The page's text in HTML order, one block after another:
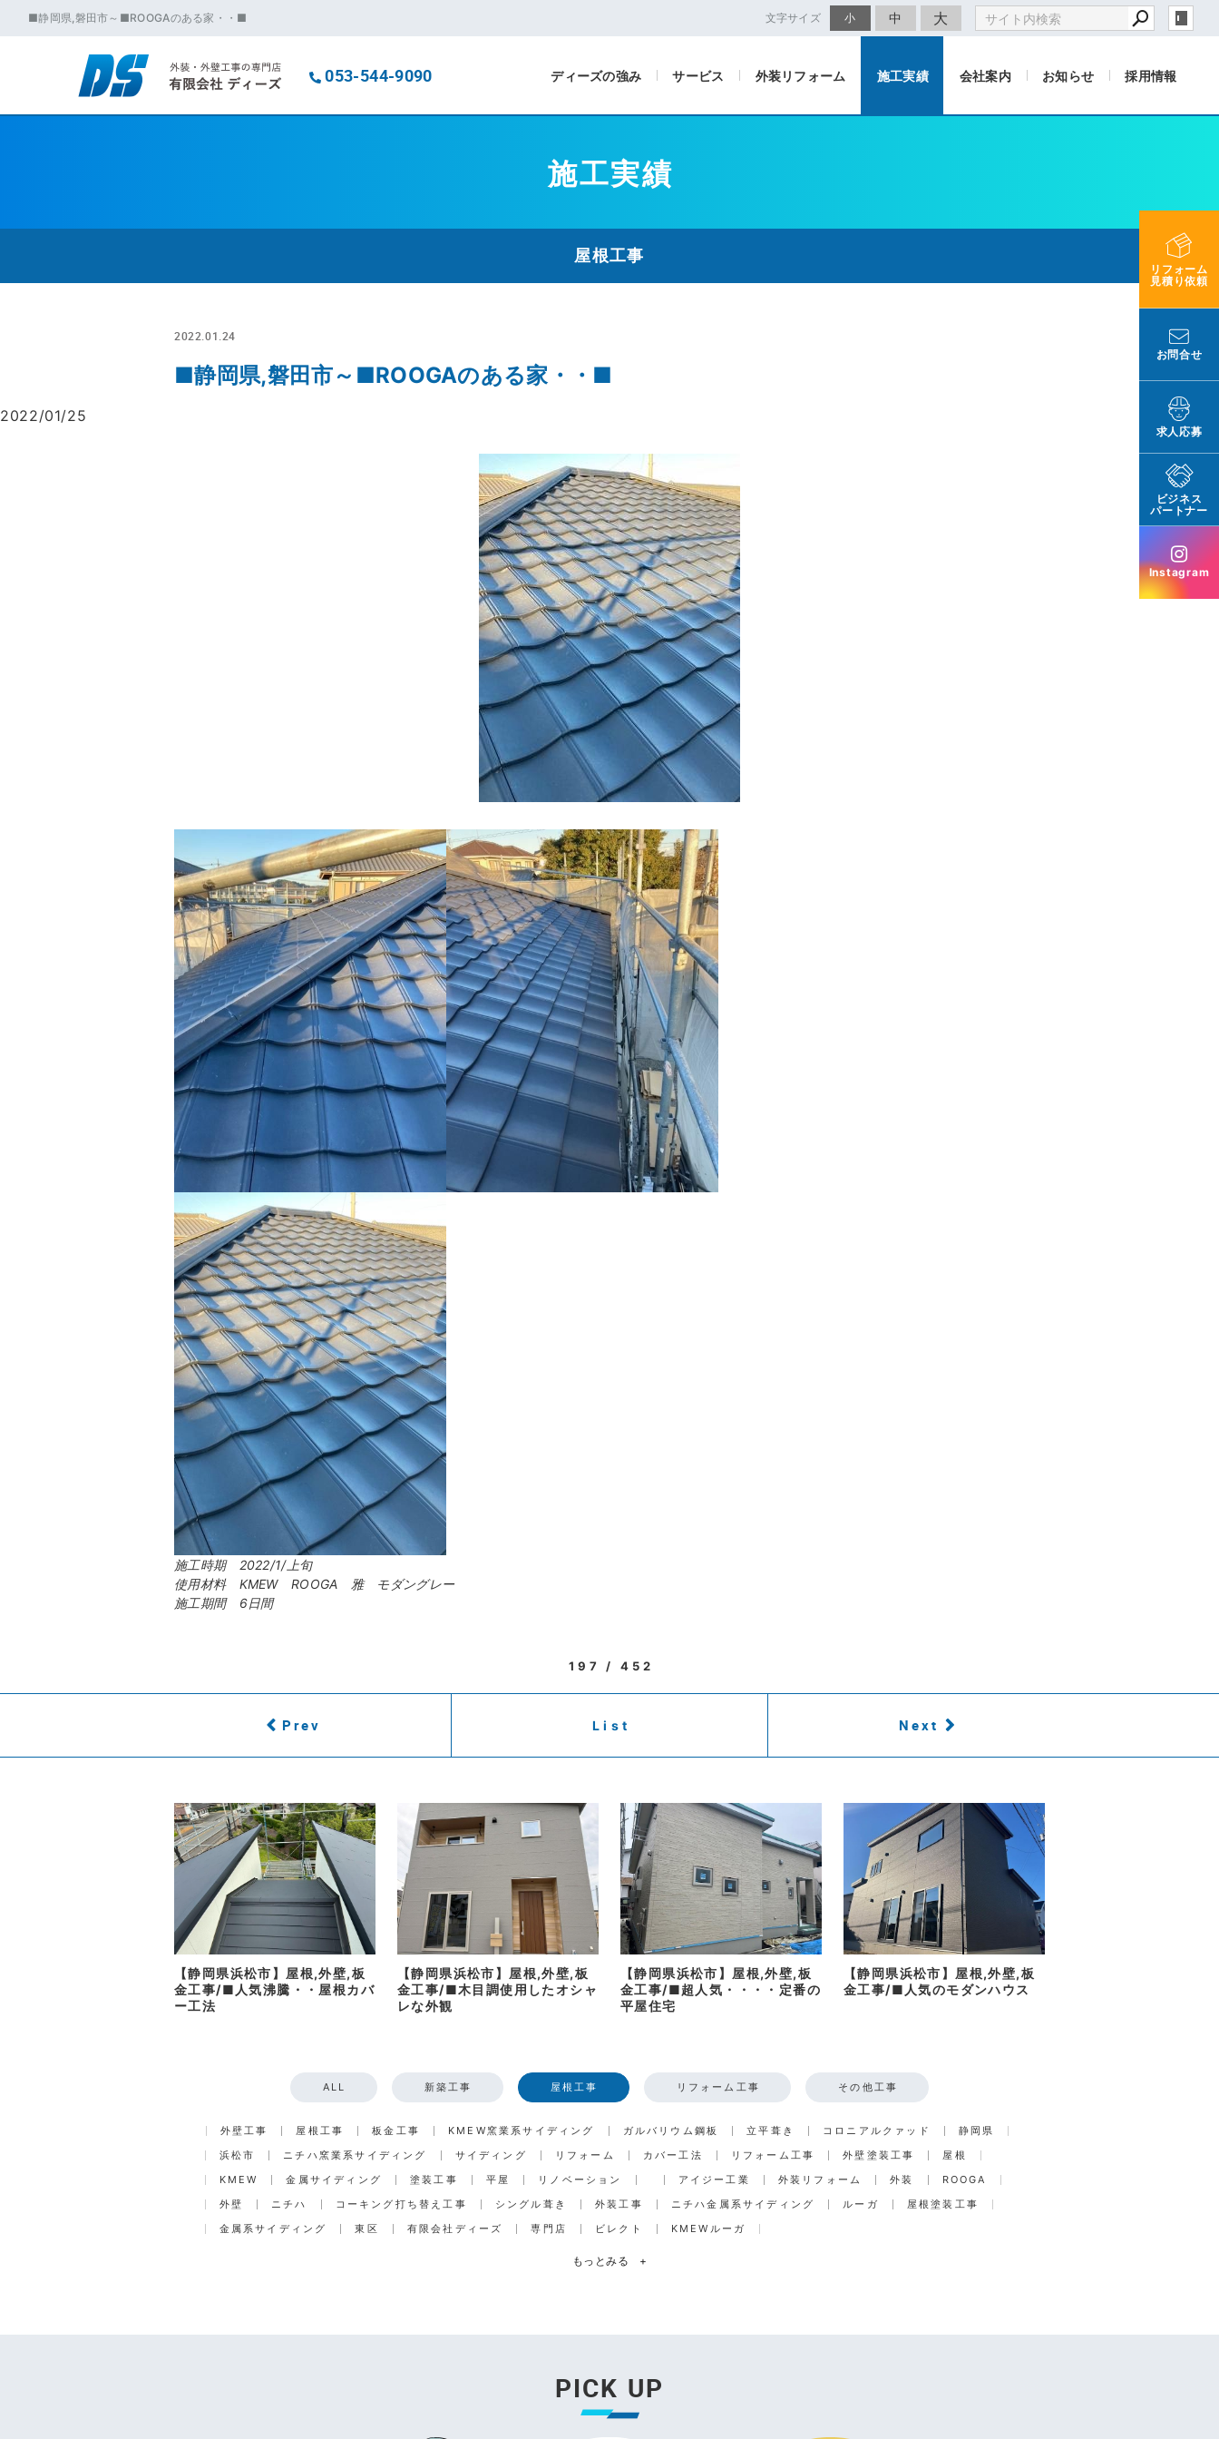
■静岡県,磐田市～■ROOGAのある家・・■ 文字サイズ 小 中 大
053-544-9090 ディーズの強み サービス 外装リフォーム 施工実績 会社案内 お知らせ 採用情報
リフォーム
見積り依頼
お問合せ
求人応募
ビジネス
パートナー
Instagram
施工実績
屋根工事
2022.01.24
■静岡県,磐田市～■ROOGAのある家・・■
2022/01/25
施工時期 2022/1/上旬
使用材料 KMEW ROOGA 雅 モダングレー
施工期間 6日間
197 / 452
Prev List Next
【静岡県浜松市】屋根,外壁,板
金工事/■人気沸騰・・屋根カバ
ー工法
【静岡県浜松市】屋根,外壁,板
金工事/■木目調使用したオシャ
レな外観
【静岡県浜松市】屋根,外壁,板
金工事/■超人気・・・・定番の
平屋住宅
【静岡県浜松市】屋根,外壁,板
金工事/■人気のモダンハウス
ALL 新築工事 屋根工事 リフォーム工事 その他工事
外壁工事 屋根工事 板金工事 KMEW窯業系サイディング ガルバリウム鋼板 立平葺き コロニアルクァッド
静岡県
浜松市
ニチハ窯業系サイディング サイディング リフォーム カバー工法 リフォーム工事 外壁塗装工事
屋根
KMEW
金属サイディング 塗装工事 平屋 リノベーション アイジー工業 外装リフォーム 外装
ROOGA
外壁
ニチハ コーキング打ち替え工事 シングル葺き 外装工事 ニチハ金属系サイディング ルーガ
屋根塗装工事
金属系サイディング
東区 有限会社ディーズ 専門店 ビレクト KMEWルーガ
もっとみる +
PICK UP